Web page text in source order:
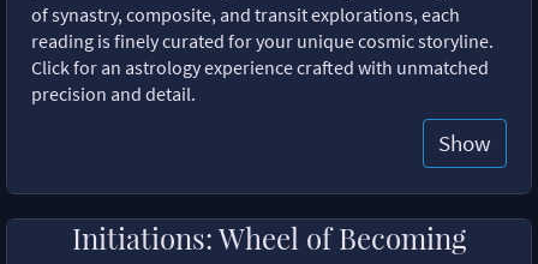
of synastry, composite, and transit explorations, each
reading is finely curated for your unique cosmic storyline.
Click for an astrology experience crafted with unmatched
precision and detail.
Show
Initiations: Wheel of Becoming